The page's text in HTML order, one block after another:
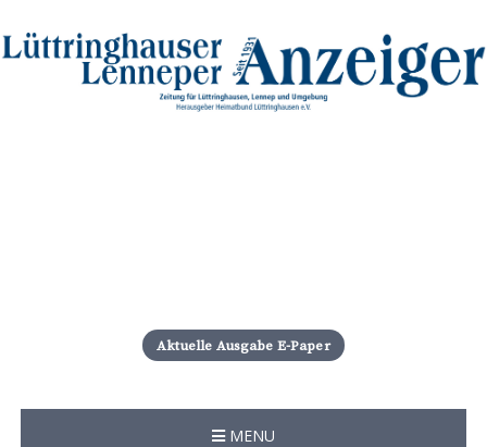
i
p
c
Aktuelle Ausgabe E-Paper
MENU